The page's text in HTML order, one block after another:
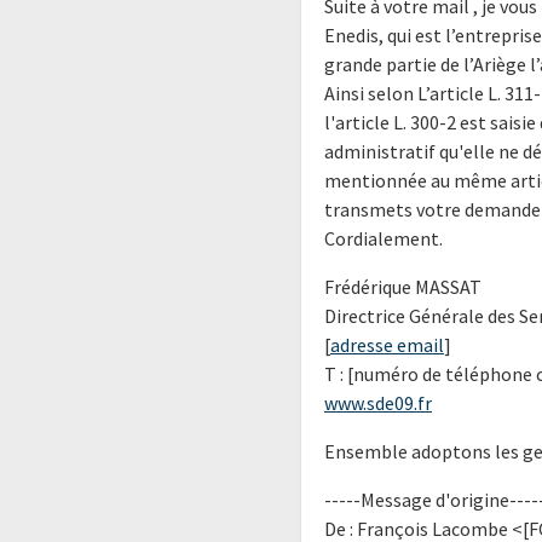
Suite à votre mail , je
Enedis, qui est
grande partie de l’Ariège
Ainsi selon L’article L.
l'article L. 300-2 est
administratif qu'elle ne
mentionnée au même
transmets votre
Cordialement.
Frédérique MASSAT
Directrice Générale des
[adresse email]
T : [numéro de téléphone
www.sde09.fr
Ensemble adoptons les
-----Message
De : François Lacombe